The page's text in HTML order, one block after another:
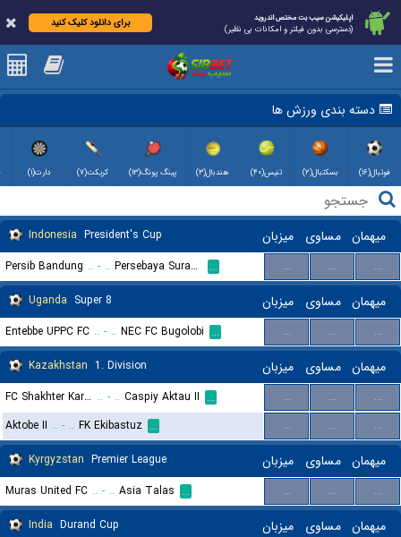
اپلیکیشن سیب بت مختص اندروید
(دسترسی بدون فیلتر و امکانات بی نظیر)
برای دانلود کلیک کنید
دسته بندی ورزش ها
فوتبال(۱۶) بسکتبال(۲) تنیس(۴۰) هندبال(۳) پینگ پونگ(۱۳) کریکت(۷) دارت(۱)
Indonesia President's Cup میزبان مساوی میهمان
Persib Bandung .. - .. Persebaya Surabaya ... ... ...
...
Uganda Super 8 میزبان مساوی میهمان
Entebbe UPPC FC .. - .. NEC FC Bugolobi ... ... ...
...
Kazakhstan 1. Division میزبان مساوی میهمان
FC Shakhter Karagandy .. - .. Caspiy Aktau II ... ... ...
...
Aktobe II .. - .. FK Ekibastuz ... ... ...
...
Kyrgyzstan Premier League میزبان مساوی میهمان
Muras United FC .. - .. Asia Talas ... ... ...
...
India Durand Cup میزبان مساوی میهمان